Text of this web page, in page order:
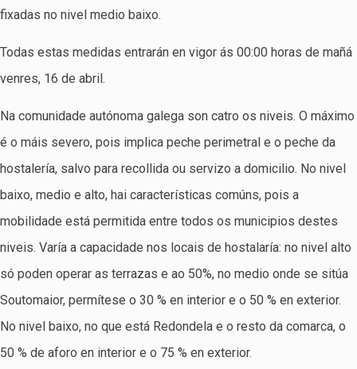
fixadas no nivel medio baixo.
Todas estas medidas entrarán en vigor ás 00:00 horas de mañá
venres, 16 de abril.
Na comunidade autónoma galega son catro os niveis. O máximo
é o máis severo, pois implica peche perimetral e o peche da
hostalería, salvo para recollida ou servizo a domicilio. No nivel
baixo, medio e alto, hai características comúns, pois a
mobilidade está permitida entre todos os municipios destes
niveis. Varía a capacidade nos locais de hostalaría: no nivel alto
só poden operar as terrazas e ao 50%, no medio onde se sitúa
Soutomaior, permítese o 30 % en interior e o 50 % en exterior.
No nivel baixo, no que está Redondela e o resto da comarca, o
50 % de aforo en interior e o 75 % en exterior.